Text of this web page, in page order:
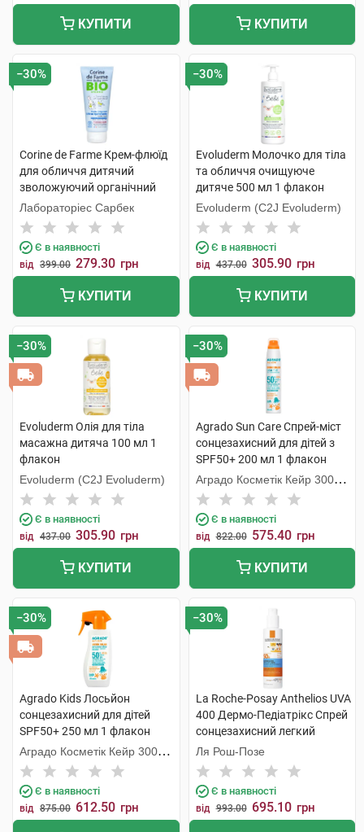
КУПИТИ КУПИТИ
−30%
Corine de Farme Крем-флюїд
для обличчя дитячий
зволожуючий органічний
100 мл 1 туба
Лабораторіес Сарбек
Є в наявності
від 399.00 279.30 грн
КУПИТИ
−30%
Evoluderm Молочко для тіла
та обличчя очищуюче
дитяче 500 мл 1 флакон
Evoluderm (C2J Evoluderm)
Є в наявності
від 437.00 305.90 грн
КУПИТИ
−30%
Evoluderm Олія для тіла
масажна дитяча 100 мл 1
флакон
Evoluderm (C2J Evoluderm)
Є в наявності
від 437.00 305.90 грн
КУПИТИ
−30%
Agrado Sun Care Спрей-міст
сонцезахисний для дітей з
SPF50+ 200 мл 1 флакон
Аградо Косметік Кейр 3000
С.Л.У.
Є в наявності
від 822.00 575.40 грн
КУПИТИ
−30%
Agrado Kids Лосьйон
сонцезахисний для дітей
SPF50+ 250 мл 1 флакон
Аградо Косметік Кейр 3000
С.Л.У.
Є в наявності
від 875.00 612.50 грн
−30%
La Roche-Posay Anthelios UVA
400 Дермо-Педіатрікс Спрей
сонцезахисний легкий
дитячий SPF50+ 200 мл 1
флакон
Ля Рош-Позе
Є в наявності
від 993.00 695.10 грн